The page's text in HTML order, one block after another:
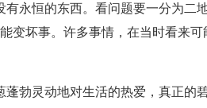
永恒的东西。看问题要一分为二
变坏事。许多事情，在当时看来
蓬勃灵动地对生活的热爱，真正的